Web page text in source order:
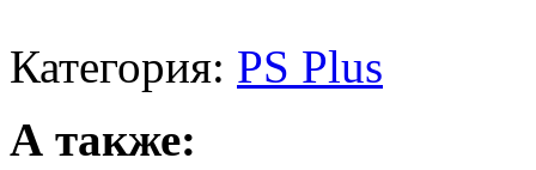
Категория: PS Plus
А также: